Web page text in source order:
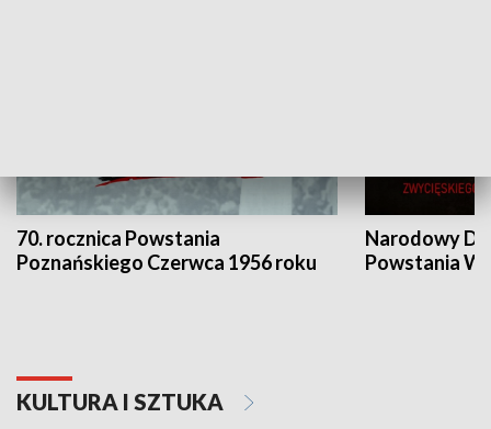
70. rocznica Powstania
Poznańskiego Czerwca 1956 roku
Narodowy
Powstania
KULTURA I SZTUKA